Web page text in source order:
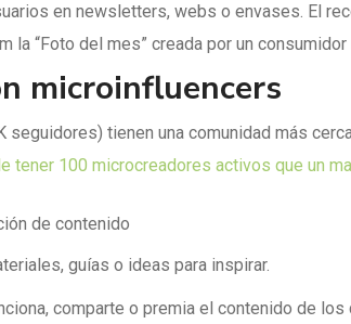
en newsletters, webs o envases. El
la “Foto del mes” creada por un consumidor
microinfluencers
tienen una comunidad más
tener 100 microcreadores activos que un
de contenido
guías o ideas para inspirar.
comparte o premia el contenido de los